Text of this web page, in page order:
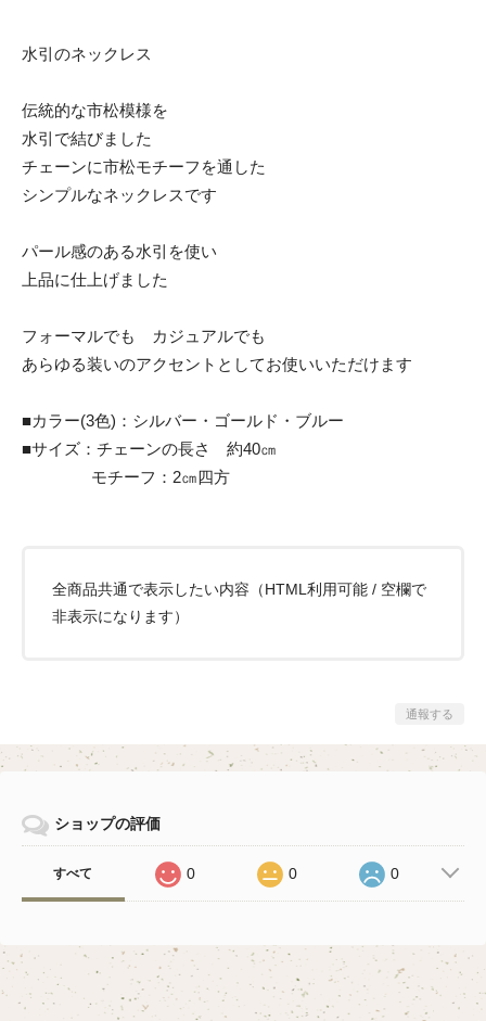
水引のネックレス
伝統的な市松模様を
水引で結びました
チェーンに市松モチーフを通した
シンプルなネックレスです
パール感のある水引を使い
上品に仕上げました
フォーマルでも カジュアルでも
あらゆる装いのアクセントとしてお使いいただけます
■カラー(3色)：シルバー・ゴールド・ブルー
■サイズ：チェーンの長さ 約40㎝
モチーフ：2㎝四方
全商品共通で表示したい内容（HTML利用可能 / 空欄で
非表示になります）
通報する
ショップの評価
すべて 0 0 0